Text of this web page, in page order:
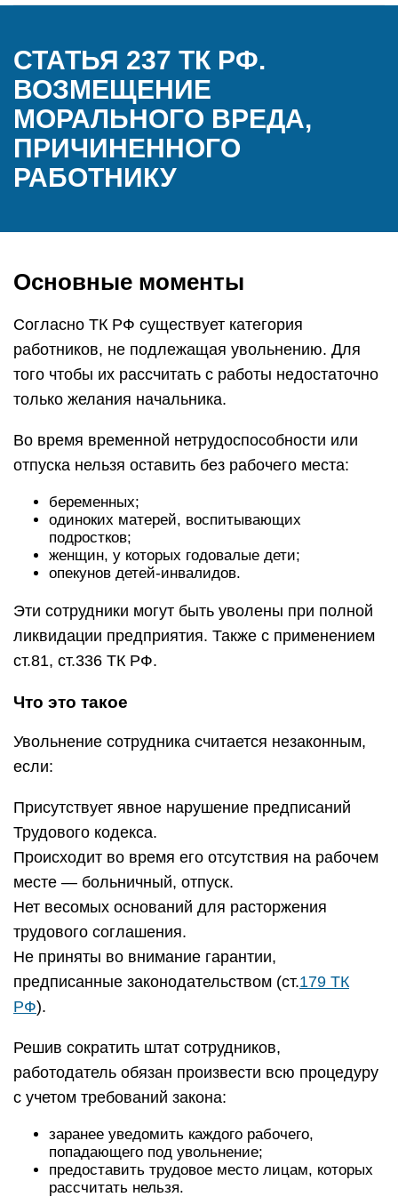
СТАТЬЯ 237 ТК РФ.
ВОЗМЕЩЕНИЕ
МОРАЛЬНОГО ВРЕДА,
ПРИЧИНЕННОГО
РАБОТНИКУ
Основные моменты
Согласно ТК РФ существует категория
работников, не подлежащая увольнению. Для
того чтобы их рассчитать с работы недостаточно
только желания начальника.
Во время временной нетрудоспособности или
отпуска нельзя оставить без рабочего места:
беременных;
одиноких матерей, воспитывающих
подростков;
женщин, у которых годовалые дети;
опекунов детей-инвалидов.
Эти сотрудники могут быть уволены при полной
ликвидации предприятия. Также с применением
ст.81, ст.336 ТК РФ.
Что это такое
Увольнение сотрудника считается незаконным,
если:
Присутствует явное нарушение предписаний
Трудового кодекса.
Происходит во время его отсутствия на рабочем
месте — больничный, отпуск.
Нет весомых оснований для расторжения
трудового соглашения.
Не приняты во внимание гарантии,
предписанные законодательством (ст.179 ТК
РФ).
Решив сократить штат сотрудников,
работодатель обязан произвести всю процедуру
с учетом требований закона:
заранее уведомить каждого рабочего,
попадающего под увольнение;
предоставить трудовое место лицам, которых
рассчитать нельзя.